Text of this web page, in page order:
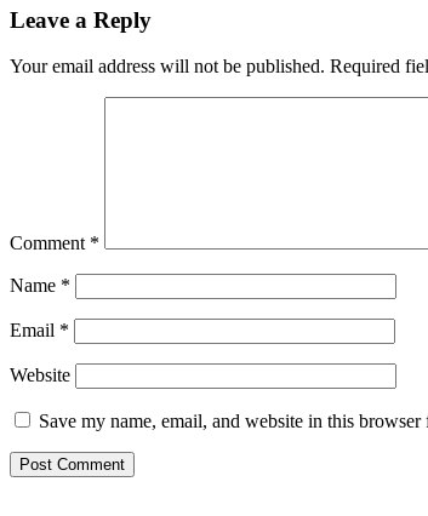
Reader
Leave a Reply
Your email address will not be published. Required
Comment *
Name *
Email *
Website
Save my name, email, and website in this